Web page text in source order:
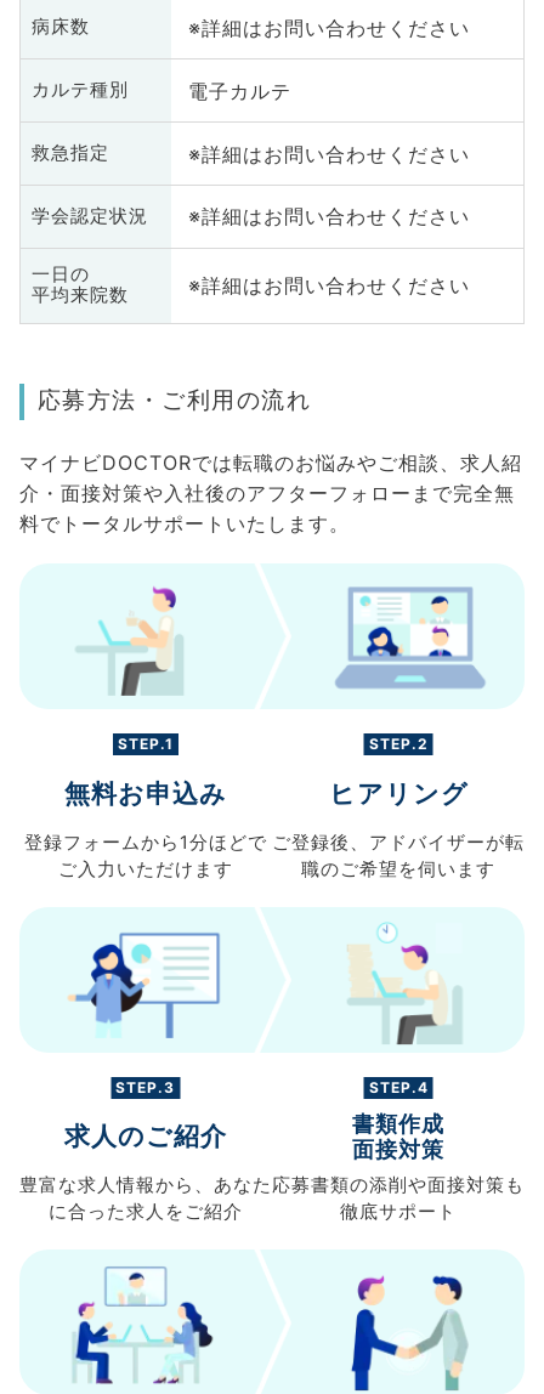
病床数 ※詳細はお問い合わせください
カルテ種別 電子カルテ
救急指定 ※詳細はお問い合わせください
学会認定状況 ※詳細はお問い合わせください
一日の
平均来院数
※詳細はお問い合わせください
応募方法・ご利用の流れ
マイナビDOCTORでは転職のお悩みやご相談、求人紹
介・面接対策や入社後のアフターフォローまで完全無
料でトータルサポートいたします。
STEP.1
無料お申込み
登録フォームから 1分ほどで
ご入力 いただけます
STEP.2
ヒアリング
ご登録後、 アドバイザーが転
職のご希望を伺います
STEP.3
求人のご紹介
豊富な求人情報から、 あなた
に合った求人を ご紹介
STEP.4
書類作成
面接対策
応募書類の添削や面接対策も
徹底サポート